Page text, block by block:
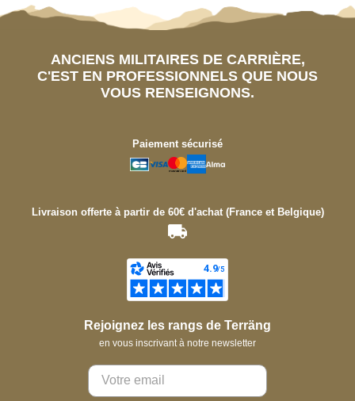
ANCIENS MILITAIRES DE CARRIÈRE,
C'EST EN PROFESSIONNELS QUE NOUS
VOUS RENSEIGNONS.
Paiement sécurisé
Livraison offerte à partir de 60€ d'achat (France et Belgique)
Rejoignez les rangs de Terräng
en vous inscrivant à notre newsletter